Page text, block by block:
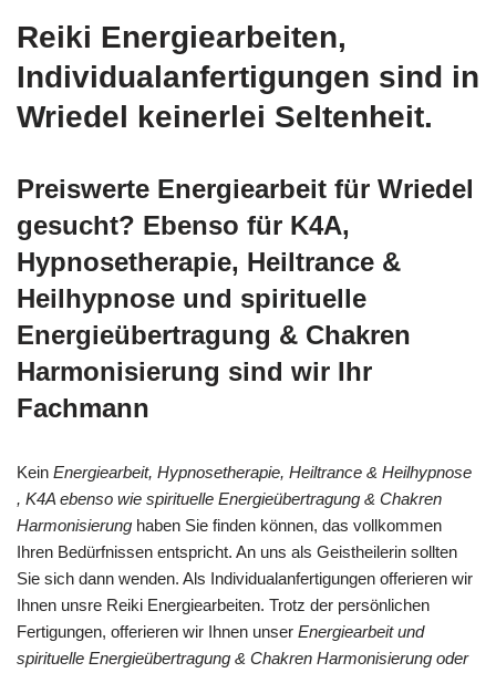
Reiki Energiearbeiten,
Individualanfertigungen sind in
Wriedel keinerlei Seltenheit.
Preiswerte Energiearbeit für Wriedel
gesucht? Ebenso für K4A,
Hypnosetherapie, Heiltrance &
Heilhypnose und spirituelle
Energieübertragung & Chakren
Harmonisierung sind wir Ihr
Fachmann
Kein Energiearbeit, Hypnosetherapie, Heiltrance & Heilhypnose
, K4A ebenso wie spirituelle Energieübertragung & Chakren
Harmonisierung haben Sie finden können, das vollkommen
Ihren Bedürfnissen entspricht. An uns als Geistheilerin sollten
Sie sich dann wenden. Als Individualanfertigungen offerieren wir
Ihnen unsre Reiki Energiearbeiten. Trotz der persönlichen
Fertigungen, offerieren wir Ihnen unser Energiearbeit und
spirituelle Energieübertragung & Chakren Harmonisierung oder